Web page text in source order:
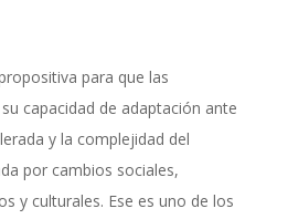
para que las
capacidad de adaptación ante
y la complejidad del
por cambios sociales,
y culturales. Ese es uno de los